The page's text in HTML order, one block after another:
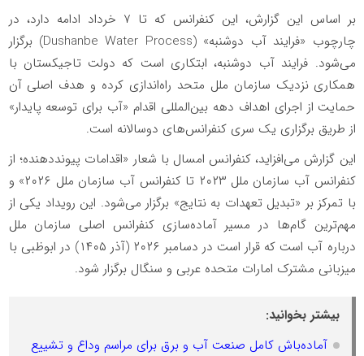
بر اساس این گزارش، این کنفرانس که تا ۷ خرداد ادامه دارد، در
چارچوب «فرایند آب دوشنبه» (Dushanbe Water Process) برگزار
می‌شود. فرایند آب دوشنبه، ابتکاری است که دولت تاجیکستان با
همکاری نزدیک سازمان ملل متحد راه‌اندازی کرده و هدف اصلی آن
حمایت از اجرای اهداف دهه بین‌المللی اقدام «آب برای توسعه پایدار»
از طریق برگزاری یک سری کنفرانس‌های دوسالانه است.
این گزارش می‌افزاید، کنفرانس امسال با شعار «اقدامات پیونددهنده؛ از
کنفرانس آب سازمان ملل ۲۰۲۳ تا کنفرانس آب سازمان ملل ۲۰۲۶» و
با تمرکز بر «تبدیل تعهدات به نتایج» برگزار می‌شود. این رویداد یکی از
مهم‌ترین گام‌ها در مسیر آماده‌سازی کنفرانس اصلی سازمان ملل
درباره آب است که قرار است در دسامبر ۲۰۲۶ (آذر ۱۴۰۵) در ابوظبی با
میزبانی مشترک امارات متحده عربی و سنگال برگزار شود.
بیشتر بخوانید:
آماده‌باش کامل صنعت آب و برق برای مراسم وداع و تشییع